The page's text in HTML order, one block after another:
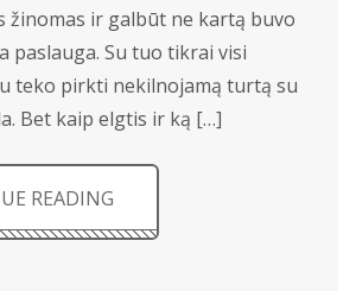
žinomas ir galbūt ne kartą buvo
paslauga. Su tuo tikrai visi
teko pirkti nekilnojamą turtą su
Bet kaip elgtis ir ką […]
READING